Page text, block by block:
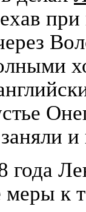
при
меры к